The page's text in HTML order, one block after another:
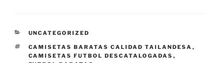
CATEGORÍAS
UNCATEGORIZED
ETIQUETAS
CAMISETAS BARATAS CALIDAD TAILANDESA ,
CAMISETAS FUTBOL DESCATALOGADAS ,